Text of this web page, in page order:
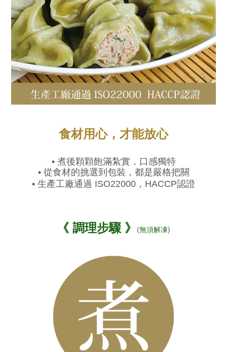
食材用心，才能放心
• 煮後顆顆飽滿紮實，口感獨特
• 從食材的挑選到包裝，都是嚴格把關
• 生產工廠通過 ISO22000，HACCP認證
《 調理步驟 》 (無須解凍)